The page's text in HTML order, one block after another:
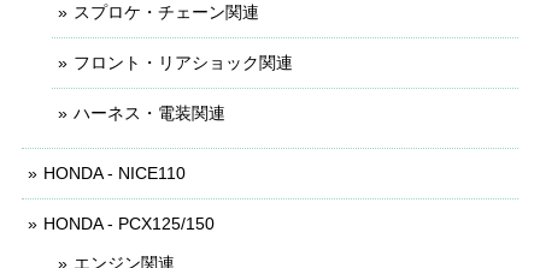
スプロケ・チェーン関連
フロント・リアショック関連
ハーネス・電装関連
HONDA - NICE110
HONDA - PCX125/150
エンジン関連